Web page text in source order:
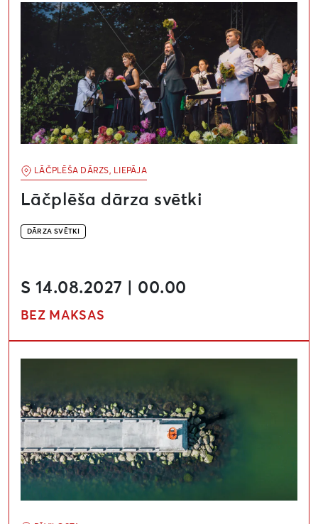
LĀČPLĒŠA DĀRZS, LIEPĀJA
Lāčplēša dārza svētki
DĀRZA SVĒTKI
S 14.08.2027 | 00.00
BEZ MAKSAS